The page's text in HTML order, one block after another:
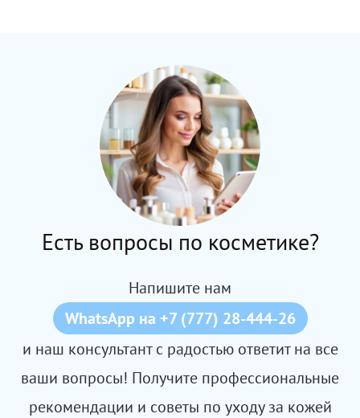
Есть вопросы по косметике?
Напишите нам
WhatsApp на +7 (777) 28-444-26
и наш консультант с радостью ответит на все
ваши вопросы! Получите профессиональные
рекомендации и советы по уходу за кожей